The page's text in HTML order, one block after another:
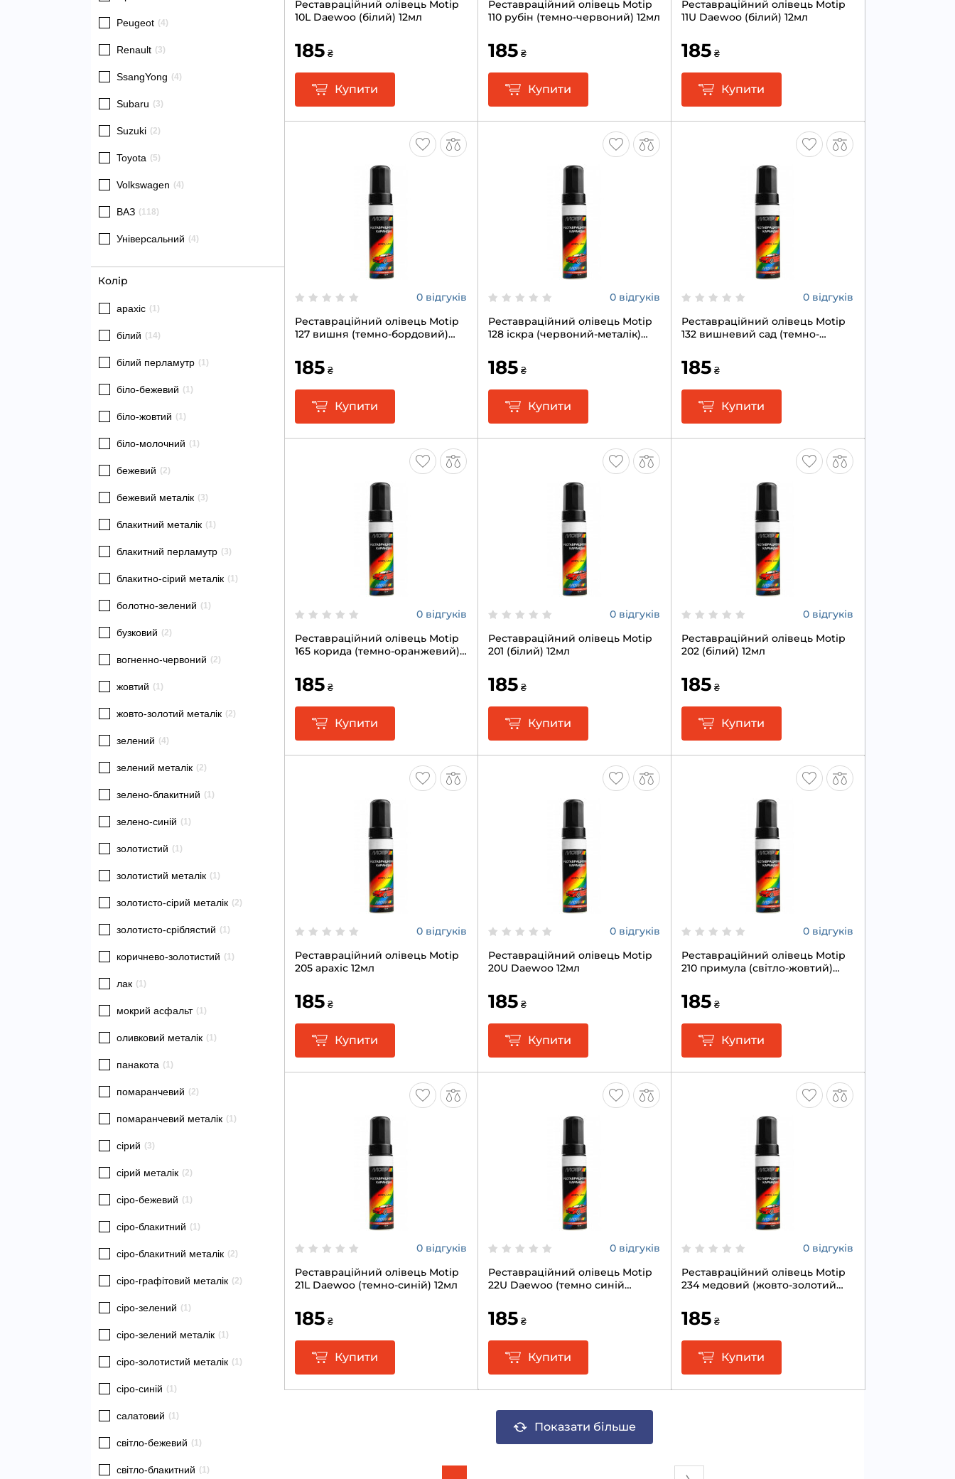
Peugeot (4)
Renault (3)
SsangYong (4)
Subaru (3)
Suzuki (2)
Toyota (5)
Volkswagen (4)
ВАЗ (118)
Універсальний (4)
Колір
арахіс (1)
білий (14)
білий перламутр (1)
біло-бежевий (1)
біло-жовтий (1)
біло-молочний (1)
бежевий (2)
бежевий металік (3)
блакитний металік (1)
блакитний перламутр (3)
блакитно-сірий металік (1)
болотно-зелений (1)
бузковий (2)
вогненно-червоний (2)
жовтий (1)
жовто-золотий металік (2)
зелений (4)
зелений металік (2)
зелено-блакитний (1)
зелено-синій (1)
золотистий (1)
золотистий металік (1)
золотисто-сірий металік (2)
золотисто-сріблястий (1)
коричнево-золотистий (1)
лак (1)
мокрий асфальт (1)
оливковий металік (1)
панакота (1)
помаранчевий (2)
помаранчевий металік (1)
сірий (3)
сірий металік (2)
сіро-бежевий (1)
сіро-блакитний (1)
сіро-блакитний металік (2)
сіро-графітовий металік (2)
сіро-зелений (1)
сіро-зелений металік (1)
сіро-золотистий металік (1)
сіро-синій (1)
салатовий (1)
світло-бежевий (1)
світло-блакитний (1)
Реставраційний олівець Motip
10L Daewoo (білий) 12мл
185 ₴
Купити
Реставраційний олівець Motip
110 рубін (темно-червоний) 12мл
185 ₴
Купити
Реставраційний олівець Motip
11U Daewoo (білий) 12мл
185 ₴
Купити
0 відгуків
Реставраційний олівець Motip
127 вишня (темно-бордовий)
185 ₴
Купити
0 відгуків
Реставраційний олівець Motip
128 іскра (червоний-металік)
185 ₴
Купити
0 відгуків
Реставраційний олівець Motip
132 вишневий сад (темно-
185 ₴
Купити
0 відгуків
Реставраційний олівець Motip
165 корида (темно-оранжевий)
185 ₴
Купити
0 відгуків
Реставраційний олівець Motip
201 (білий) 12мл
185 ₴
Купити
0 відгуків
Реставраційний олівець Motip
202 (білий) 12мл
185 ₴
Купити
0 відгуків
Реставраційний олівець Motip
205 арахіс 12мл
185 ₴
Купити
0 відгуків
Реставраційний олівець Motip
20U Daewoo 12мл
185 ₴
Купити
0 відгуків
Реставраційний олівець Motip
210 примула (світло-жовтий)
185 ₴
Купити
0 відгуків
Реставраційний олівець Motip
21L Daewoo (темно-синій) 12мл
185 ₴
Купити
0 відгуків
Реставраційний олівець Motip
22U Daewoo (темно синій
185 ₴
Купити
0 відгуків
Реставраційний олівець Motip
234 медовий (жовто-золотий
185 ₴
Купити
Показати більше